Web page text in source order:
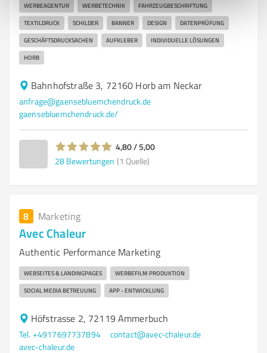
WERBEAGENTUR WERBETECHNIK FAHRZEUGBESCHRIFTUNG
TEXTILDRUCK SCHILDER BANNER DESIGN DATENPRÜFUNG
GESCHÄFTSDRUCKSACHEN AUFKLEBER INDIVIDUELLE LÖSUNGEN
HORB
Bahnhofstraße 3, 72160 Horb am Neckar
anfrage@gaensebluemchendruck.de
gaensebluemchendruck.de/
4,80 / 5,00
28 Bewertungen (1 Quelle)
8 Marketing
Avec Chaleur
Authentic Performance Marketing
WEBSEITES & LANDINGPAGES WERBEFILM PRODUKTION
SOCIAL MEDIA BETREUUNG APP - ENTWICKLUNG
Höfstrasse 2, 72119 Ammerbuch
Tel. +4917697737894
contact@avec-chaleur.de
avec-chaleur.de